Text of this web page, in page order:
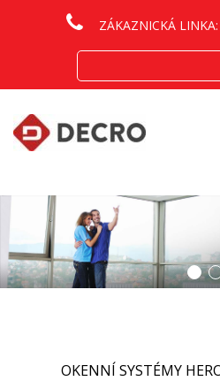
ZÁKAZNICKÁ LINKA:
OKENNÍ SYSTÉMY